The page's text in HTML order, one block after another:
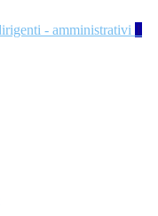
- amministrativi 1